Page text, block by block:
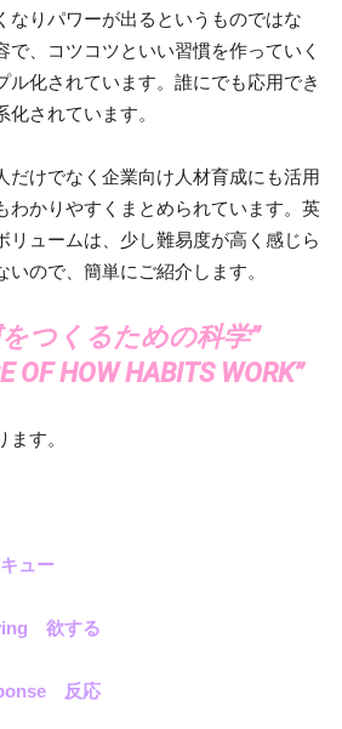
なりパワーが出るというものではな
で、コツコツといい習慣を作っていく
ル化されています。誰にでも応用でき
されています。
だけでなく企業向け人材育成にも活用
わかりやすくまとめられています。英
リュームは、少し難易度が高く感じら
ので、簡単にご紹介します。
つくるための科学”
OF HOW HABITS WORK”
す。
ュー
欲する
反応